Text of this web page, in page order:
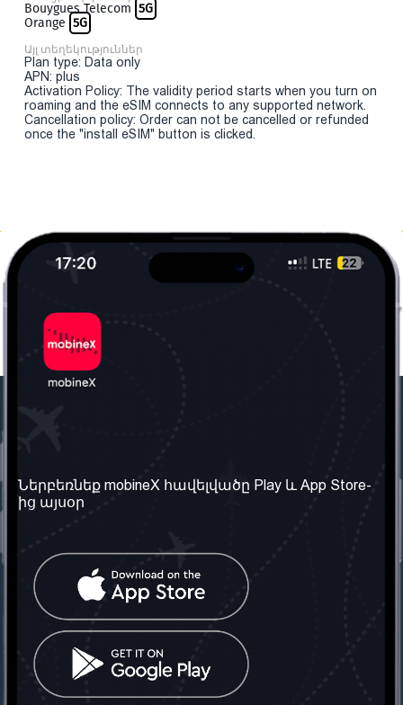
Bouygues Telecom 5G
Orange 5G
Այլ տեղեկություններ
Plan type: Data only
APN: plus
Activation Policy: The validity period starts when you turn on
roaming and the eSIM connects to any supported network.
Cancellation policy: Order can not be cancelled or refunded
once the "install eSIM" button is clicked.
Մեր մասին
Մեր ծառայությունները
Պայմաններ և դրույթներ
Հաճախ տրվող հարցեր
Կապ մեզ հետ
Միացյալ
Թագավորություն: Մենք
գործընկեր ենք
փնտրում
Տարածել
սոցիալական
ցանցում
Ներբեռնեք mobineX հավելվածը Play և App Store-
ից այսօր